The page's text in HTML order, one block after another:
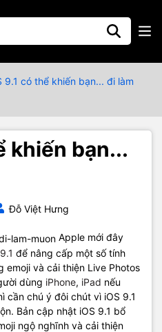
9.1 có thể khiến bạn... đi làm
khiến bạn...
Đỗ Việt Hưng
Apple mới đây
để nâng cấp một số tính
emoji và cải thiện Live Photos
dùng iPhone, iPad nếu
cần chú ý đôi chút vì iOS 9.1
Bản cập nhật iOS 9.1 bổ
ngộ nghĩnh và cải thiện